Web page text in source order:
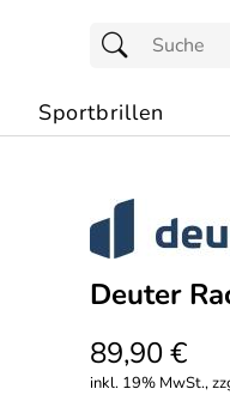
Sportbrillen
Deuter
89,90 €
inkl. 19% MwSt.,